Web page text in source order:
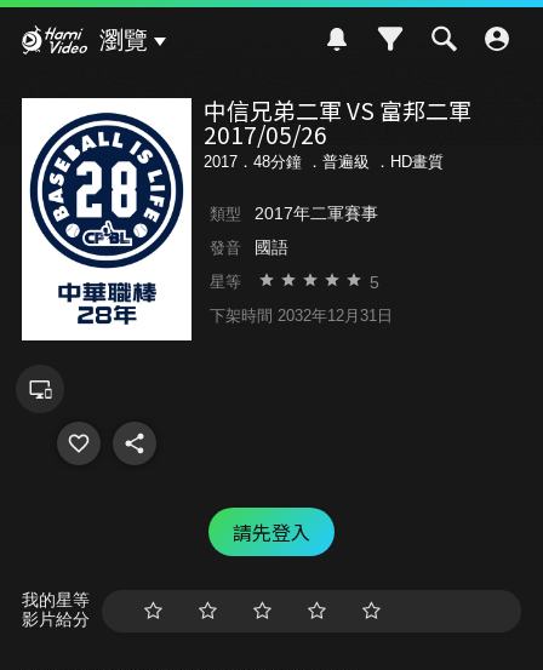
瀏覽
中信兄弟二軍 VS 富邦二軍
2017/05/26
2017．48分鐘 ． 普遍級 ．HD畫質
類型 2017年二軍賽事
發音 國語
星等 5
下架時間 2032年12月31日
請先登入
我的星等
影片給分